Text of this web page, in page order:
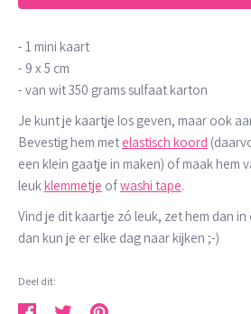
- 1 mini kaart
- 9 x 5 cm
- van wit 350 grams sulfaat karton
Je kunt je kaartje los geven, maar ook
Bevestig hem met elastisch koord
een klein gaatje in maken) of maak hem
leukklemmetje ofwashi tape.
Vind je dit kaartje zó leuk, zet hem dan in
dan kun je er elke dag naar kijken ;-)
Deel dit: